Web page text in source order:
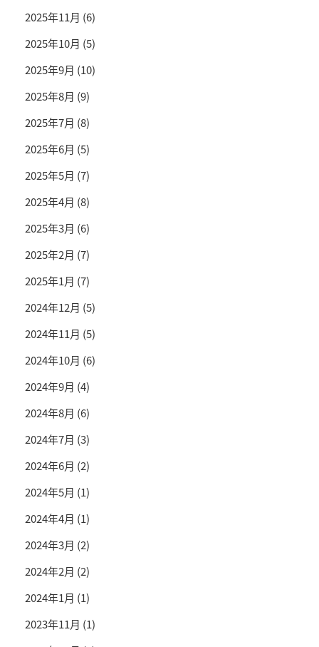
2025年11月 (6)
2025年10月 (5)
2025年9月 (10)
2025年8月 (9)
2025年7月 (8)
2025年6月 (5)
2025年5月 (7)
2025年4月 (8)
2025年3月 (6)
2025年2月 (7)
2025年1月 (7)
2024年12月 (5)
2024年11月 (5)
2024年10月 (6)
2024年9月 (4)
2024年8月 (6)
2024年7月 (3)
2024年6月 (2)
2024年5月 (1)
2024年4月 (1)
2024年3月 (2)
2024年2月 (2)
2024年1月 (1)
2023年11月 (1)